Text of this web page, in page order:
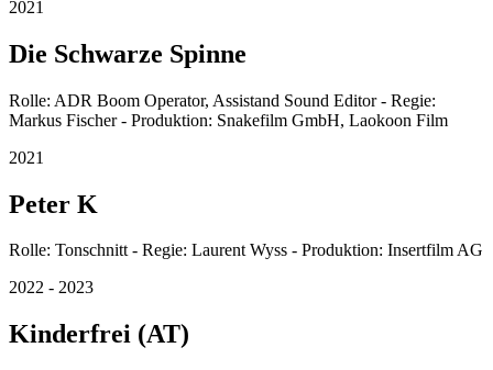
2021
Die Schwarze Spinne
Rolle: ADR Boom Operator, Assistand Sound Editor - Regie:
Markus Fischer - Produktion: Snakefilm GmbH, Laokoon Film
2021
Peter K
Rolle: Tonschnitt - Regie: Laurent Wyss - Produktion: Insertfilm AG
2022 - 2023
Kinderfrei (AT)